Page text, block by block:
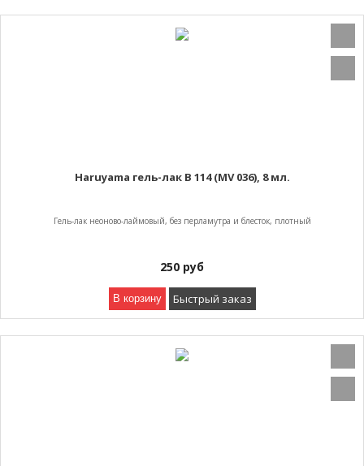
Haruyama гель-лак B 114 (MV 036), 8 мл.
Гель-лак неоново-лаймовый, без перламутра и блесток, плотный
250 руб
В корзину Быстрый заказ